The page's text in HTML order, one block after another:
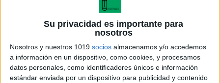
Su privacidad es importante para
nosotros
Nosotros y nuestros 1019 socios almacenamos y/o accedemos
a información en un dispositivo, como cookies, y procesamos
datos personales, como identificadores únicos e información
estándar enviada por un dispositivo para publicidad y contenido